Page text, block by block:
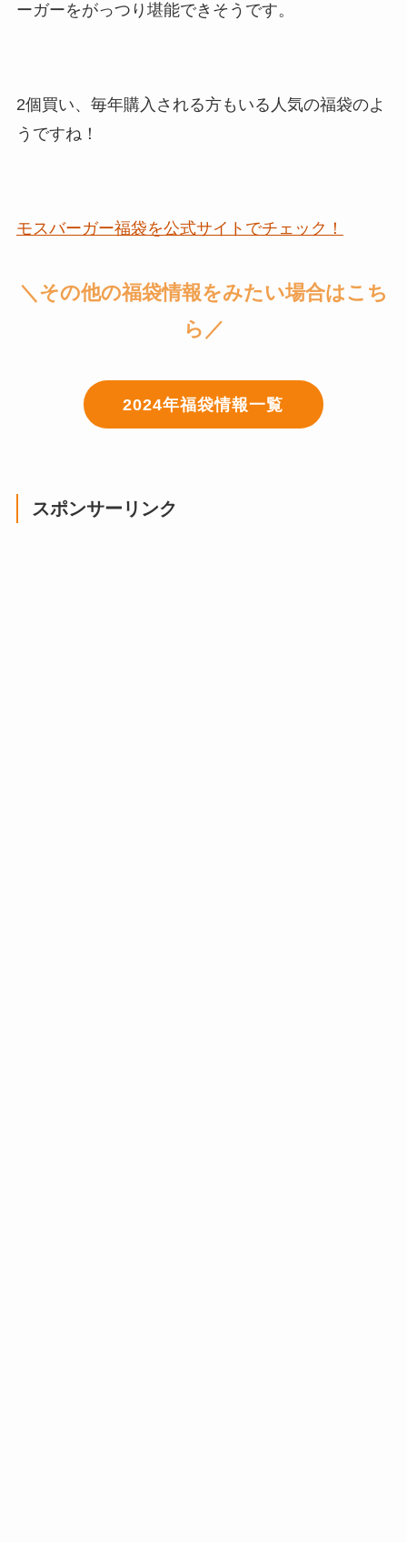
ーガーをがっつり堪能できそうです。
2個買い、毎年購入される方もいる人気の福袋のよ
うですね！
モスバーガー福袋を公式サイトでチェック！
＼その他の福袋情報をみたい場合はこち
ら／
2024年福袋情報一覧
スポンサーリンク